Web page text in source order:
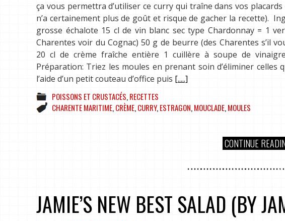
ça vous permettra d’utiliser ce curry qui traîne dans vos
n’a certainement plus de goût et risque de gacher la recette).
grosse échalote 15 cl de vin blanc sec type Chardonnay = 1
Charentes voir du Cognac) 50 g de beurre (des Charentes s’il
20 cl de crème fraîche entière 1 cuillère à soupe de
Préparation: Triez les moules en prenant soin d’éliminer celles
l’aide d’un petit couteau d’office puis [.....]
POISSONS ET CRUSTACÉS,RECETTES
CHARENTE MARITIME,CRÈME,CURRY,ESTRAGON,MOUCLADE,MOULES
CONTINUE
JAMIE’S NEW BEST SALAD (BY